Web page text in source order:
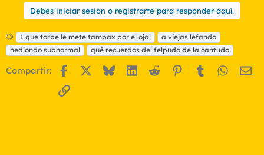
Debes iniciar sesión o registrarte para responder aquí.
E
t
i
q
1 que torbe le mete tampax por el ojal
a viejas lefando
hediondo subnormal
qué recuerdos del felpudo de la cantudo
Compartir: Facebook BlueskyLinkedIn
Reddit Pinterest
Tumblr
Enlace